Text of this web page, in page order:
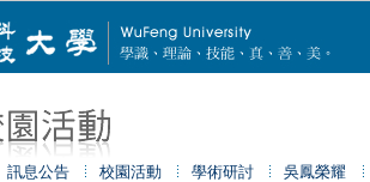
訊息公告 校園活動 學術研討 吳鳳榮耀